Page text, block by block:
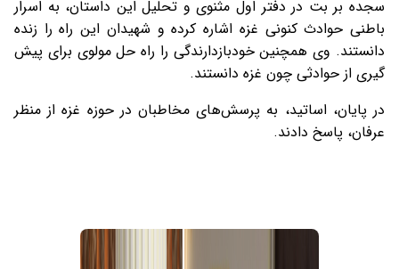
سجده بر بت در دفتر اول مثنوی و تحلیل این داستان، به اسرار
باطنی حوادث کنونی غزه اشاره کرده و شهیدان این راه را زنده
دانستند. وی همچنین خودبازدارندگی را راه حل مولوی برای پیش
گیری از حوادثی چون غزه دانستند.
در پایان، اساتید، به پرسش‌های مخاطبان در حوزه غزه از منظر
عرفان، پاسخ دادند.